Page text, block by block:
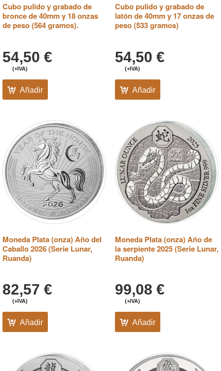
Cubo pulido y grabado de
bronce de 40mm y 18 onzas
de peso (564 gramos).
54,50 €
(+IVA)
Añadir
Cubo pulido y grabado de
latón de 40mm y 17 onzas de
peso (533 gramos)
54,50 €
(+IVA)
Añadir
Moneda Plata (onza) Año del
Caballo 2026 (Serie Lunar,
Ruanda)
82,57 €
(+IVA)
Añadir
Moneda Plata (onza) Año de
la serpiente 2025 (Serie Lunar,
Ruanda)
99,08 €
(+IVA)
Añadir